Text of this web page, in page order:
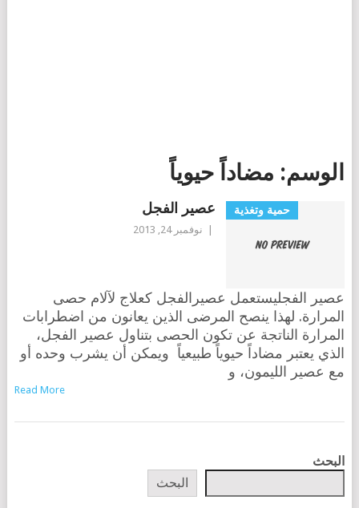
الوسم: مضاداً حيوياً
حمية وتغذية عصير الفجل
نوفمبر 24, 2013
عصير الفجليستعمل عصيرالفجل كعلاج لآلام حصى
المرارة. لهذا ينصح المرضى الذين يعانون من اضطرابات
المرارة الناتجة عن تكون الحصى بتناول عصير الفجل،
الذي يعتبر مضاداً حيوياً طبيعياً ويمكن أن يشرب وحده أو
مع عصير الليمون، و
Read More
POSTS
البحث
البحث